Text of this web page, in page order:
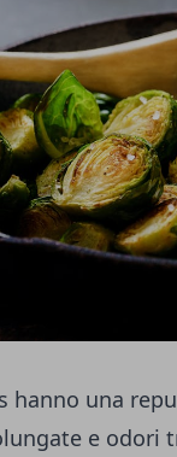
hanno una
e odori